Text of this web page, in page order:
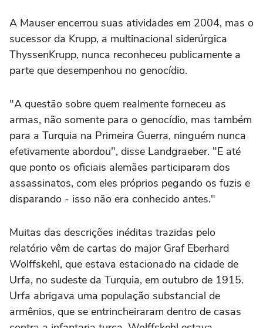
A Mauser encerrou suas atividades em 2004, mas o
sucessor da Krupp, a multinacional siderúrgica
ThyssenKrupp, nunca reconheceu publicamente a
parte que desempenhou no genocídio.
"A questão sobre quem realmente forneceu as
armas, não somente para o genocídio, mas também
para a Turquia na Primeira Guerra, ninguém nunca
efetivamente abordou", disse Landgraeber. "E até
que ponto os oficiais alemães participaram dos
assassinatos, com eles próprios pegando os fuzis e
disparando - isso não era conhecido antes."
Muitas das descrições inéditas trazidas pelo
relatório vêm de cartas do major Graf Eberhard
Wolffskehl, que estava estacionado na cidade de
Urfa, no sudeste da Turquia, em outubro de 1915.
Urfa abrigava uma população substancial de
armênios, que se entrincheiraram dentro de casas